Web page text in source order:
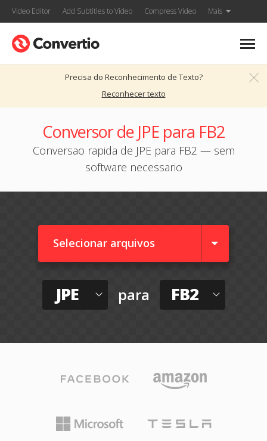
Video Editor Add Subtitles to Video Compress Video Mais
Precisa do Reconhecimento de Texto?
Reconhecer texto
Conversor de JPE para FB2
Conversao rapida de JPE para FB2 — sem
software necessario
Selecionar arquivos
JPE para FB2